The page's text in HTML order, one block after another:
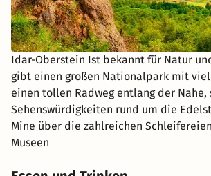
Idar-Oberstein Ist bekannt für Natur
gibt einen großen Nationalpark mit
einen tollen Radweg entlang der
Sehenswürdigkeiten rund um die
Mine über die zahlreichen
Museen